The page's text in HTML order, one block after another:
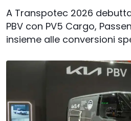
A Transpotec 2026
PBV con PV5 Cargo,
insieme alle conversioni